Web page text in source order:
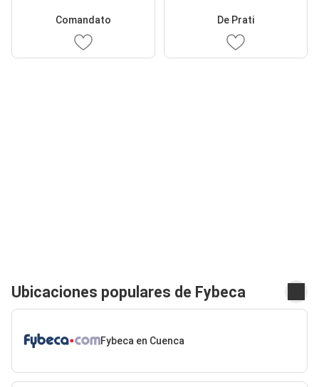
Comandato De Prati
Ubicaciones populares de Fybeca
Fybeca en Cuenca